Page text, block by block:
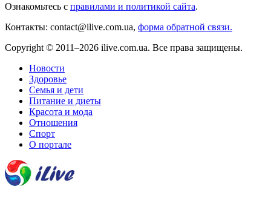
Ознакомьтесь с правилами и политикой сайта.
Контакты: contact@ilive.com.ua, форма обратной связи.
Copyright © 2011–2026 ilive.com.ua. Все права защищены.
Новости
Здоровье
Семья и дети
Питание и диеты
Красота и мода
Отношения
Спорт
О портале